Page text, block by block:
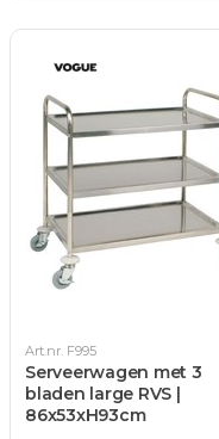
Art.nr. F995
Serveerwagen met 3
bladen large RVS |
86x53xH93cm